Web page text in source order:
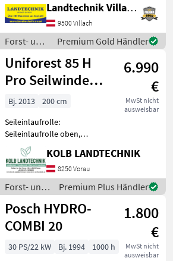
elektrohydr. Bedienung,
Schutzgitter Holzknecht
Seilwinde 270 E, Elektrische
Bedienung, 6 t Zugkraft, Sc
Landtechnik Villach GmbH
9500 Villach
Forst- und
Holztechnik
/
Holzknecht
Premium Gold Händler
Uniforest 85 H
Pro Seilwinde
Funkseilwinde
Forst
6.990
€
MwSt nicht
ausweisbar
Bj. 2013
200 cm
Seileinlaufrolle:
Seileinlaufrolle oben,
Zugleistung: 8, 5 Tonnen,
elektrohydr. Bedienung,
Schutzgitter, Funk,
Untersetzung ++KOLB
LANDTECHNIK++
✅UNIFOREST 85 H PRO Fun
KOLB LANDTECHNIK
8250 Vorau
Forst- und
Holztechnik
/ Uniforest
Premium Plus Händler
Posch HYDRO-
COMBI 20
1.800
€
MwSt nicht
ausweisbar
30 PS/22 kW Bj. 1994
1000 h